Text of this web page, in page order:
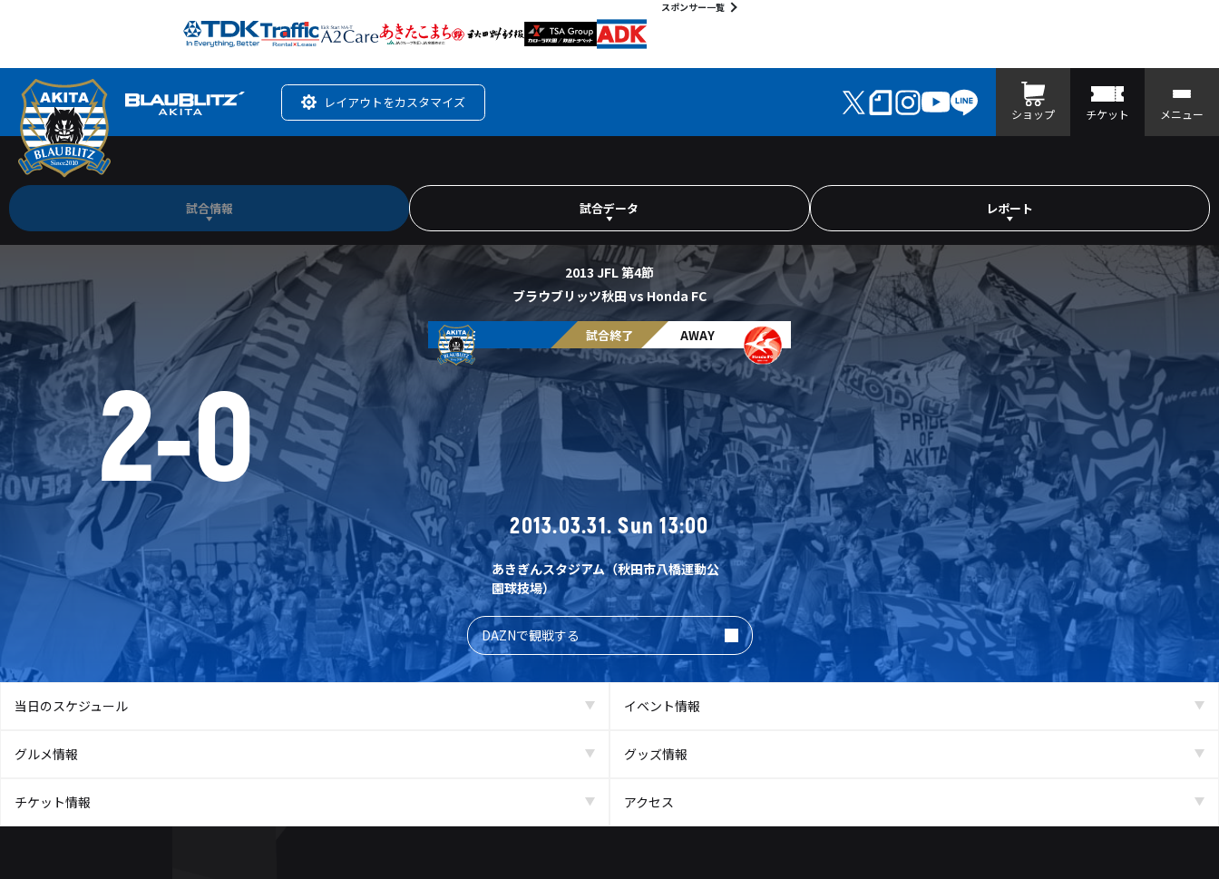
スポンサー一覧
レイアウトをカスタマイズ
ショップ チケット メニュー
試合情報 試合データ レポート
2013 JFL 第4節
ブラウブリッツ秋田 vs Honda FC
HOME 試合終了 AWAY
2-0
2013.03.31. Sun 13:00
あきぎんスタジアム（秋田市八橋運動公
園球技場）
DAZNで観戦する
当日のスケジュール イベント情報
グルメ情報 グッズ情報
チケット情報 アクセス